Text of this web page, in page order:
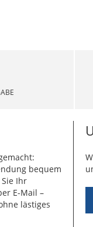
bequem
Ihr
E-Mail –
lästiges